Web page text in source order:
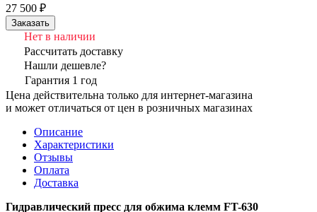
27 500 ₽
Заказать
Нет в наличии
Рассчитать доставку
Нашли дешевле?
Гарантия 1 год
Цена действительна только для интернет-магазина
и может отличаться от цен в розничных магазинах
Описание
Характеристики
Отзывы
Оплата
Доставка
Гидравлический пресс для обжима клемм FT-630